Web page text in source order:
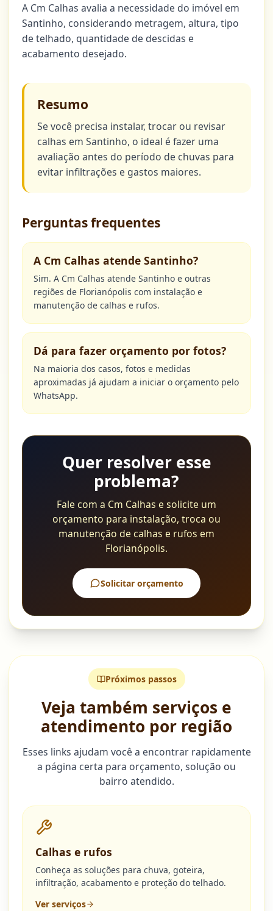
A Cm Calhas avalia a necessidade do imóvel em
Santinho, considerando metragem, altura, tipo
de telhado, quantidade de descidas e
acabamento desejado.
Resumo
Se você precisa instalar, trocar ou revisar
calhas em Santinho, o ideal é fazer uma
avaliação antes do período de chuvas para
evitar infiltrações e gastos maiores.
Perguntas frequentes
A Cm Calhas atende Santinho?
Sim. A Cm Calhas atende Santinho e outras
regiões de Florianópolis com instalação e
manutenção de calhas e rufos.
Dá para fazer orçamento por fotos?
Na maioria dos casos, fotos e medidas
aproximadas já ajudam a iniciar o orçamento pelo
WhatsApp.
Quer resolver esse
problema?
Fale com a Cm Calhas e solicite um
orçamento para instalação, troca ou
manutenção de calhas e rufos em
Florianópolis.
Solicitar orçamento
Próximos passos
Veja também serviços e
atendimento por região
Esses links ajudam você a encontrar rapidamente
a página certa para orçamento, solução ou
bairro atendido.
Calhas e rufos
Conheça as soluções para chuva, goteira,
infiltração, acabamento e proteção do telhado.
Ver serviços